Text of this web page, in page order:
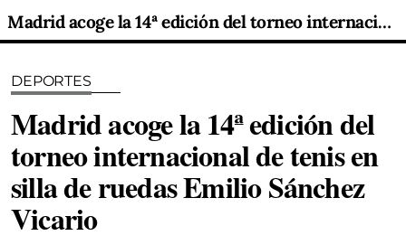
Madrid acoge la 14ª edición del torneo internacional de tenis en silla de ruedas Emilio Sánchez Vicario
DEPORTES
Madrid acoge la 14ª edición del
torneo internacional de tenis en
silla de ruedas Emilio Sánchez
Vicario